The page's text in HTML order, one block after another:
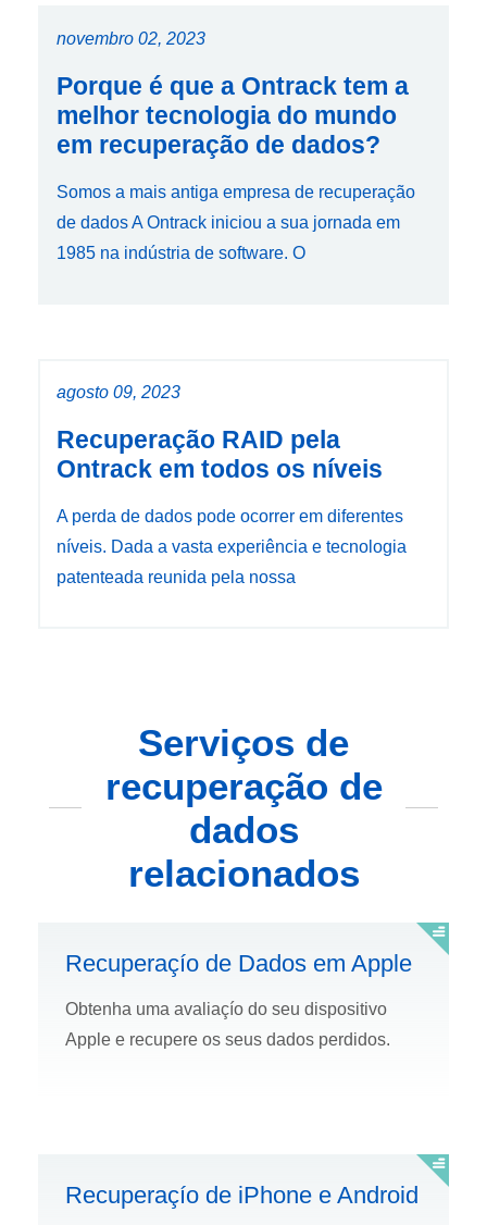
novembro 02, 2023
Porque é que a Ontrack tem a
melhor tecnologia do mundo
em recuperação de dados?
Somos a mais antiga empresa de recuperação
de dados A Ontrack iniciou a sua jornada em
1985 na indústria de software. O
agosto 09, 2023
Recuperação RAID pela
Ontrack em todos os níveis
A perda de dados pode ocorrer em diferentes
níveis. Dada a vasta experiência e tecnologia
patenteada reunida pela nossa
Serviços de
recuperação de
dados
relacionados
Recuperaçío de Dados em Apple
Obtenha uma avaliaçío do seu dispositivo
Apple e recupere os seus dados perdidos.
Recuperaçío de iPhone e Android